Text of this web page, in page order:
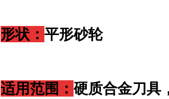
形状： 平形砂轮
适用范围： 硬质合金刀具